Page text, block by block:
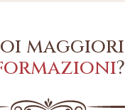
maggiori
?